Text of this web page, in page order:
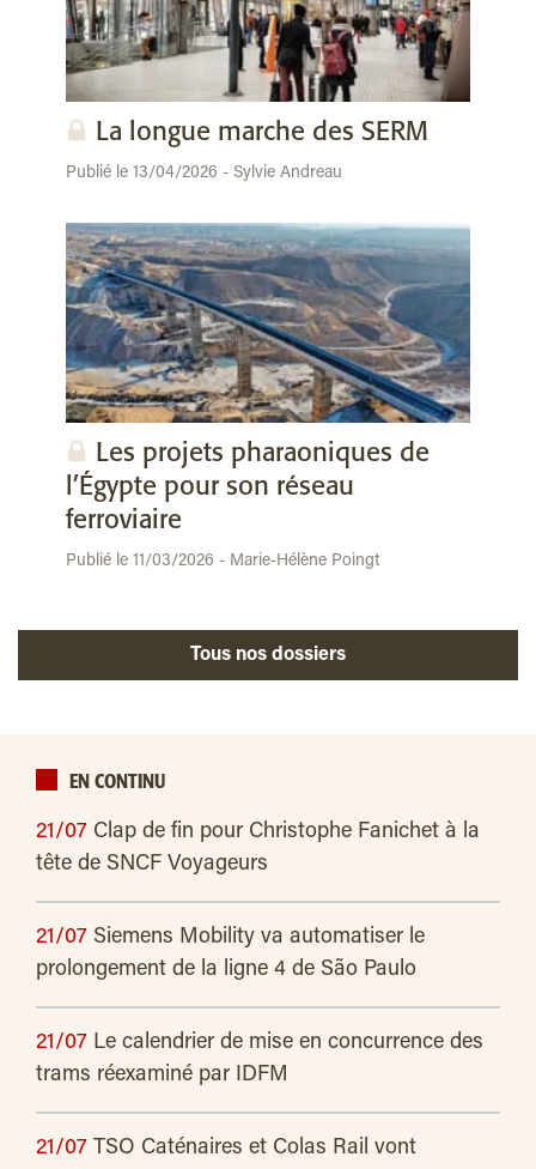
La longue marche des SERM
Publié le 13/04/2026 - Sylvie Andreau
Les projets pharaoniques de
l’Égypte pour son réseau
ferroviaire
Publié le 11/03/2026 - Marie-Hélène Poingt
Tous nos dossiers
EN CONTINU
21/07 Clap de fin pour Christophe Fanichet à la
tête de SNCF Voyageurs
21/07 Siemens Mobility va automatiser le
prolongement de la ligne 4 de São Paulo
21/07 Le calendrier de mise en concurrence des
trams réexaminé par IDFM
21/07 TSO Caténaires et Colas Rail vont